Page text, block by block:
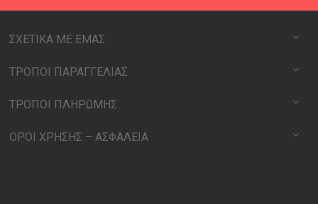
ΣΧΕΤΙΚΑ ΜΕ ΕΜΑΣ
ΤΡΟΠΟΙ ΠΑΡΑΓΓΕΛΙΑΣ
ΤΡΟΠΟΙ ΠΛΗΡΩΜΗΣ
ΟΡΟΙ ΧΡΗΣΗΣ – ΑΣΦΑΛΕΙΑ